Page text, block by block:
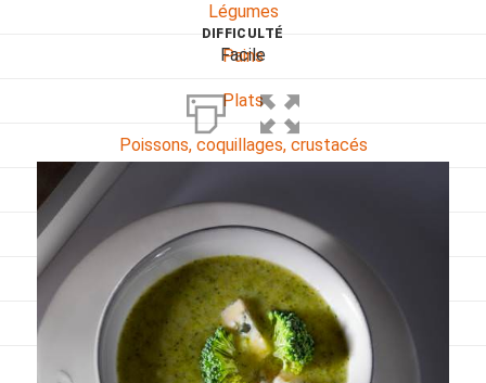
Légumes
Pains
Plats
Poissons, coquillages, crustacés
Sans gluten
Sans lactose
Sans sel
Sauces et accompagnements
DIFFICULTÉ
Facile